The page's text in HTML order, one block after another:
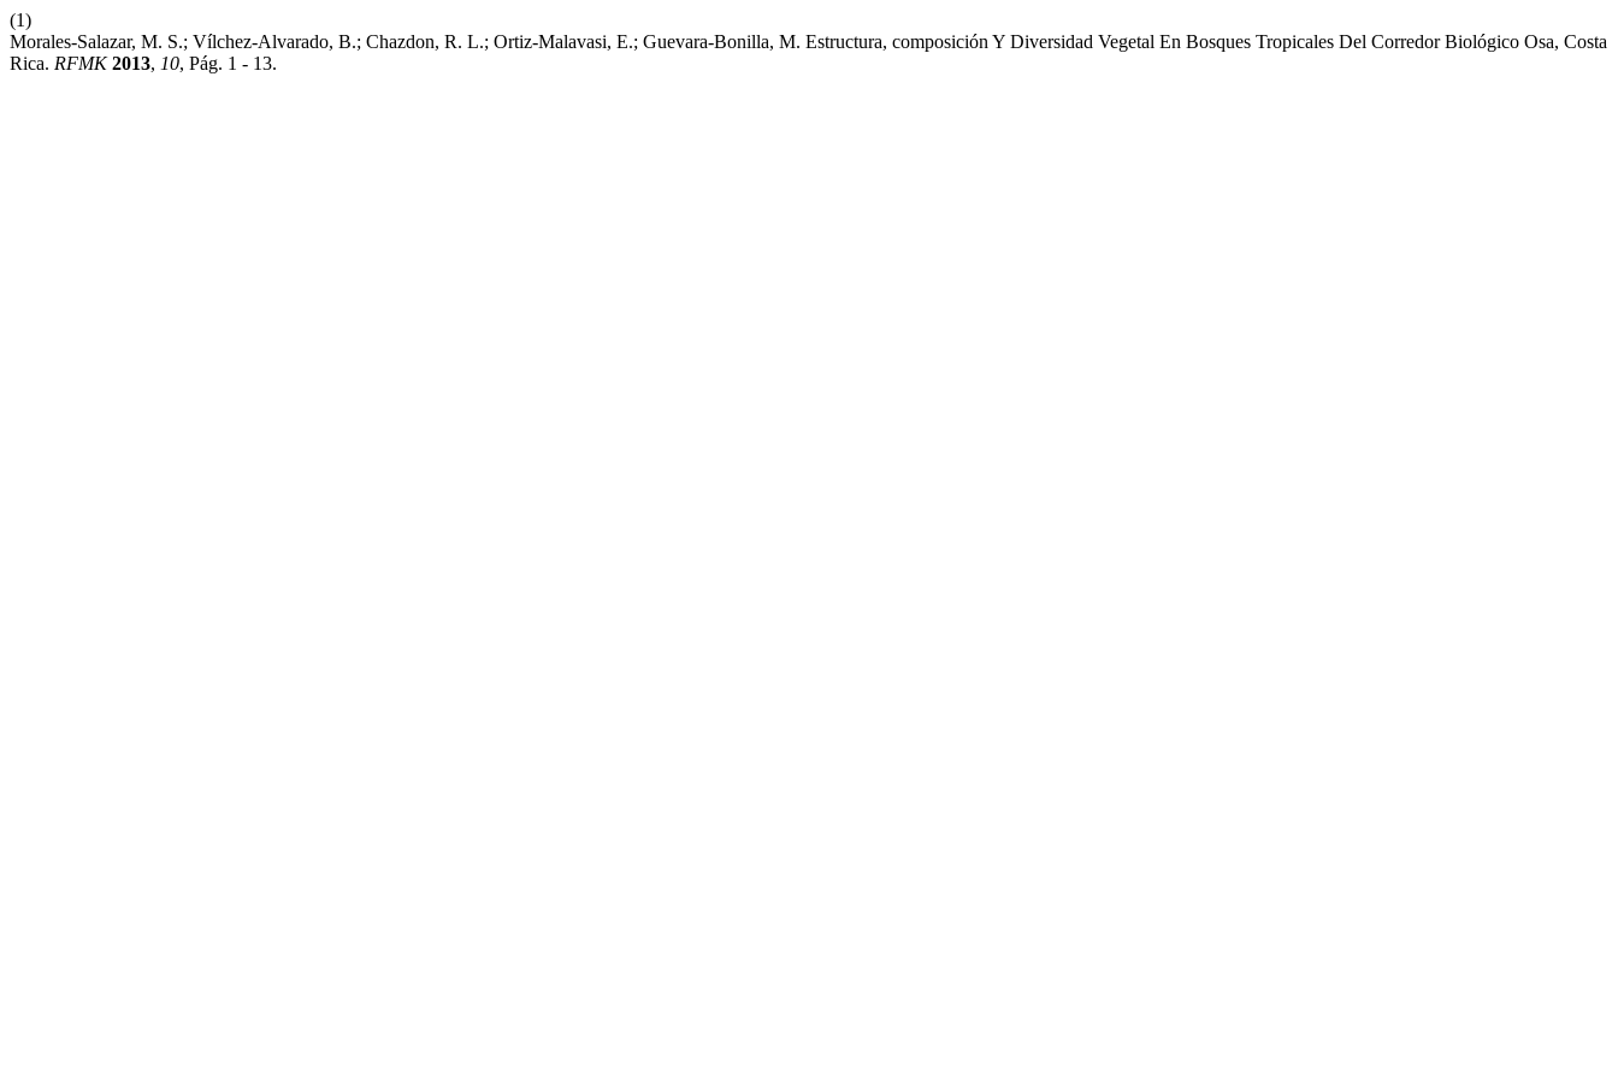
(1)
Morales-Salazar, M. S.; Vílchez-Alvarado, B.; Chazdon, R. L.; Ortiz-Malavasi, E.; Guevara-Bonilla, M. Estructura, composición Y Diversidad Vegetal En Bosques Tropicales Del Corredor Biológico Osa, Costa
Rica. RFMK 2013, 10, Pág. 1 - 13.